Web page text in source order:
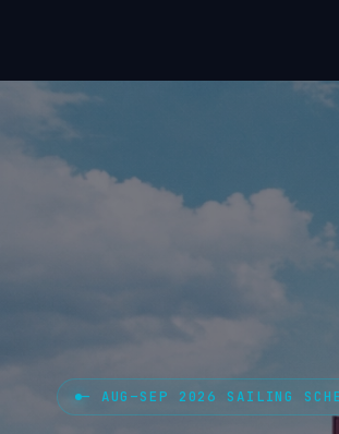
— AUG–SEP 2026 SAILING